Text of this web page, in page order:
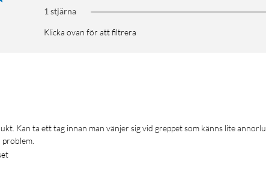
1 stjärna
Klicka ovan för att filtrera
problem.